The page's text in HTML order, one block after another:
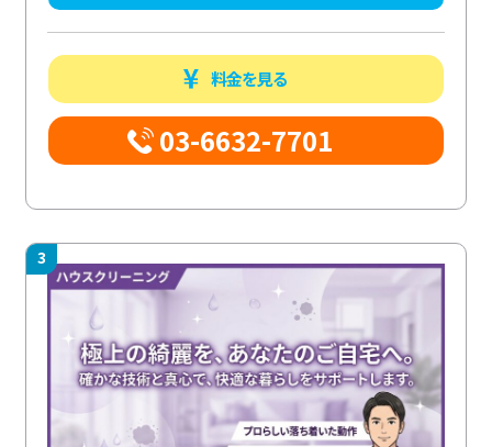
料金を見る
03-6632-7701
3